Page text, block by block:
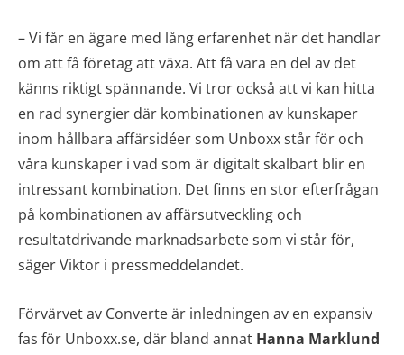
– Vi får en ägare med lång erfarenhet när det handlar
om att få företag att växa. Att få vara en del av det
känns riktigt spännande. Vi tror också att vi kan hitta
en rad synergier där kombinationen av kunskaper
inom hållbara affärsidéer som Unboxx står för och
våra kunskaper i vad som är digitalt skalbart blir en
intressant kombination. Det finns en stor efterfrågan
på kombinationen av affärsutveckling och
resultatdrivande marknadsarbete som vi står för,
säger Viktor i pressmeddelandet.
Förvärvet av Converte är inledningen av en expansiv
fas för Unboxx.se, där bland annat Hanna Marklund